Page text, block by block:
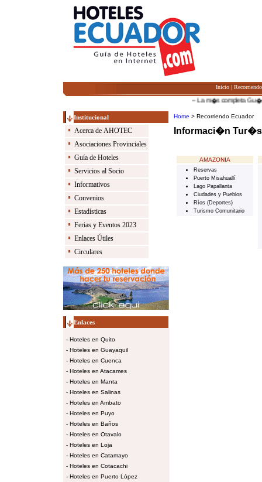
Inicio |
-- La m�s completa Gu��a
Institucional
Acerca de AHOTEC
Asociaciones Provinciales
Guía de Hoteles
Servicios al Socio
Informativos
Convenios
Estadísticas
Ferias y Eventos 2023
Enlaces Útiles
Circulares
Enlaces
- Hoteles en Quito
- Hoteles en Guayaquil
- Hoteles en Cuenca
- Hoteles en Atacames
- Hoteles en Manta
- Hoteles en Salinas
- Hoteles en Ambato
- Hoteles en Puyo
- Hoteles en Baños
- Hoteles en Otavalo
- Hoteles en Loja
- Hoteles en Catamayo
- Hoteles en Cotacachi
- Hoteles en Puerto López
Home > Recorriendo Ecuador
Informaci�n